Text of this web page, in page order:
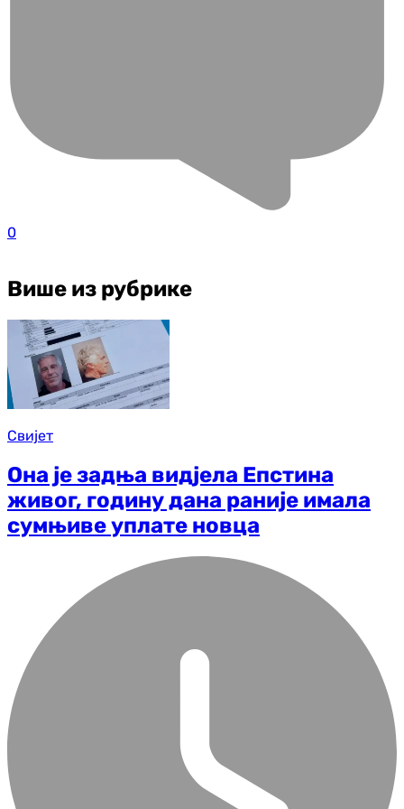
0
Више из рубрике
Свијет
Она је задња видјела Епстина
живог, годину дана раније имала
сумњиве уплате новца